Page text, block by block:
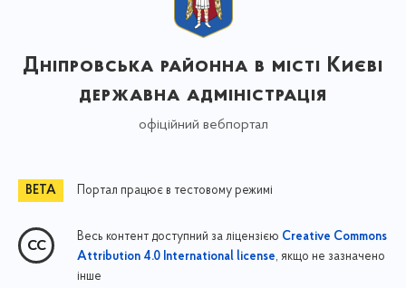
Дніпровська районна в місті Києві
державна адміністрація
офіційний вебпортал
Портал працює в тестовому режимі
Весь контент доступний за ліцензією Creative Commons
Attribution 4.0 International license, якщо не зазначено
інше